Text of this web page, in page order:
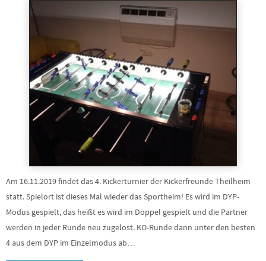
Am 16.11.2019 findet das 4. Kickerturnier der Kickerfreunde Theilheim
statt. Spielort ist dieses Mal wieder das Sportheim! Es wird im DYP-
Modus gespielt, das heißt es wird im Doppel gespielt und die Partner
werden in jeder Runde neu zugelost. KO-Runde dann unter den besten
4 aus dem DYP im Einzelmodus ab…